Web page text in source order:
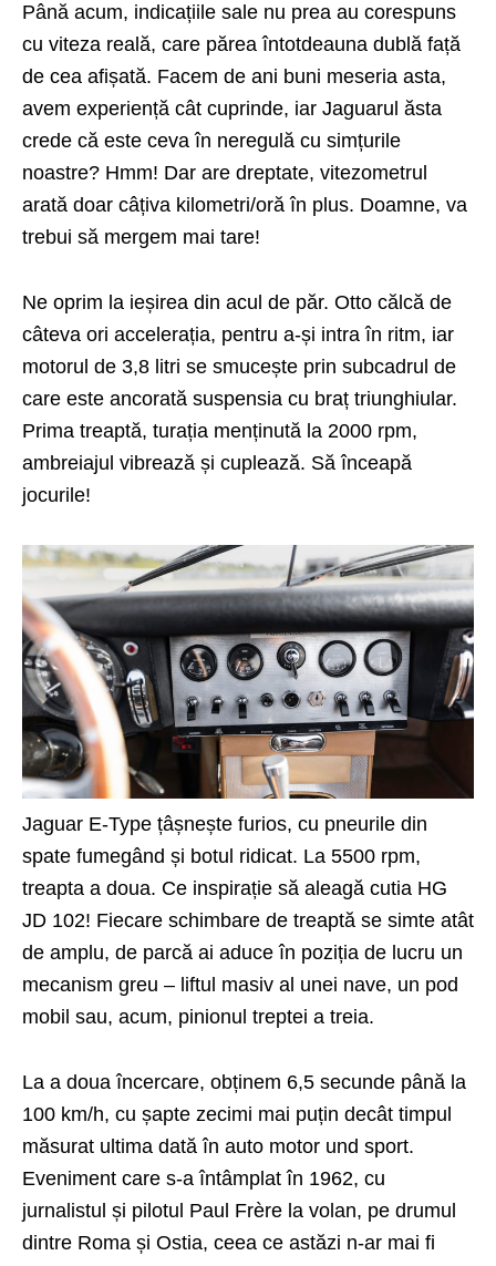
Până acum, indicațiile sale nu prea au corespuns
cu viteza reală, care părea întotdeauna dublă față
de cea afișată. Facem de ani buni meseria asta,
avem experiență cât cuprinde, iar Jaguarul ăsta
crede că este ceva în neregulă cu simțurile
noastre? Hmm! Dar are dreptate, vitezometrul
arată doar câțiva kilometri/oră în plus. Doamne, va
trebui să mergem mai tare!
Ne oprim la ieșirea din acul de păr. Otto călcă de
câteva ori accelerația, pentru a-și intra în ritm, iar
motorul de 3,8 litri se smucește prin subcadrul de
care este ancorată suspensia cu braț triunghiular.
Prima treaptă, turația menținută la 2000 rpm,
ambreiajul vibrează și cuplează. Să înceapă
jocurile!
Jaguar E-Type țâșnește furios, cu pneurile din
spate fumegând și botul ridicat. La 5500 rpm,
treapta a doua. Ce inspirație să aleagă cutia HG
JD 102! Fiecare schimbare de treaptă se simte atât
de amplu, de parcă ai aduce în poziția de lucru un
mecanism greu – liftul masiv al unei nave, un pod
mobil sau, acum, pinionul treptei a treia.
La a doua încercare, obținem 6,5 secunde până la
100 km/h, cu șapte zecimi mai puțin decât timpul
măsurat ultima dată în auto motor und sport.
Eveniment care s-a întâmplat în 1962, cu
jurnalistul și pilotul Paul Frère la volan, pe drumul
dintre Roma și Ostia, ceea ce astăzi n-ar mai fi